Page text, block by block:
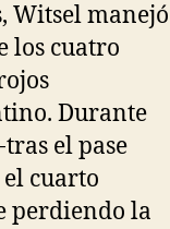
Witsel manejó
los cuatro
Durante
el pase
cuarto
perdiendo la